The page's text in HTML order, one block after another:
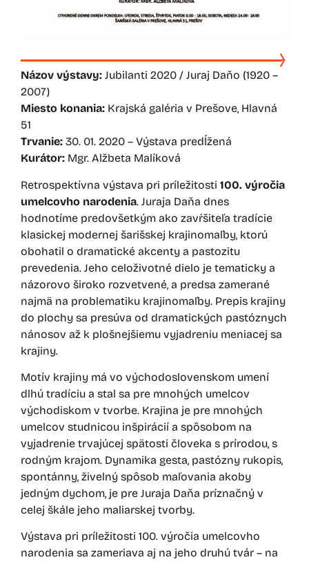
Názov výstavy: Jubilanti 2020 / Juraj Daňo (1920 –
2007)
Miesto konania: Krajská galéria v Prešove, Hlavná
51
Trvanie: 30. 01. 2020 – Výstava predĺžená
Kurátor: Mgr. Alžbeta Malíková
Retrospektívna výstava pri príležitosti 100. výročia
umelcovho narodenia. Juraja Daňa dnes
hodnotíme predovšetkým ako zavŕšiteľa tradície
klasickej modernej šarišskej krajinomaľby, ktorú
obohatil o dramatické akcenty a pastozitu
prevedenia. Jeho celoživotné dielo je tematicky a
názorovo široko rozvetvené, a predsa zamerané
najmä na problematiku krajinomaľby. Prepis krajiny
do plochy sa presúva od dramatických pastóznych
nánosov až k plošnejšiemu vyjadreniu meniacej sa
krajiny.
Motív krajiny má vo východoslovenskom umení
dlhú tradíciu a stal sa pre mnohých umelcov
východiskom v tvorbe. Krajina je pre mnohých
umelcov studnicou inšpirácií a spôsobom na
vyjadrenie trvajúcej spätosti človeka s prírodou, s
rodným krajom. Dynamika gesta, pastózny rukopis,
spontánny, živelný spôsob maľovania akoby
jedným dychom, je pre Juraja Daňa príznačný v
celej škále jeho maliarskej tvorby.
Výstava pri príležitosti 100. výročia umelcovho
narodenia sa zameriava aj na jeho druhú tvár – na